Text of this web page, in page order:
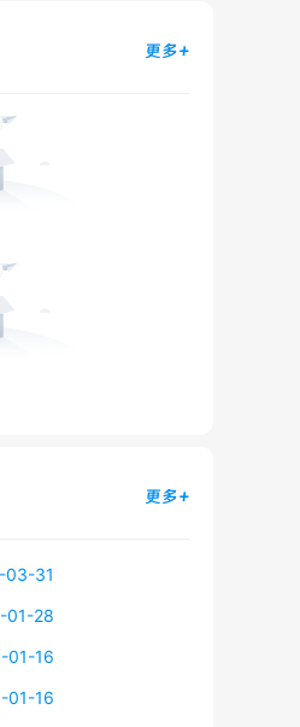
更多+
更多+
03-31
01-28
01-16
01-16